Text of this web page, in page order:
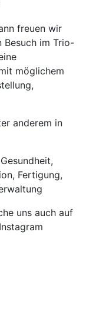
freuen wir
Besuch im Trio-
möglichem
anderem in
Fertigung,
uns auch auf